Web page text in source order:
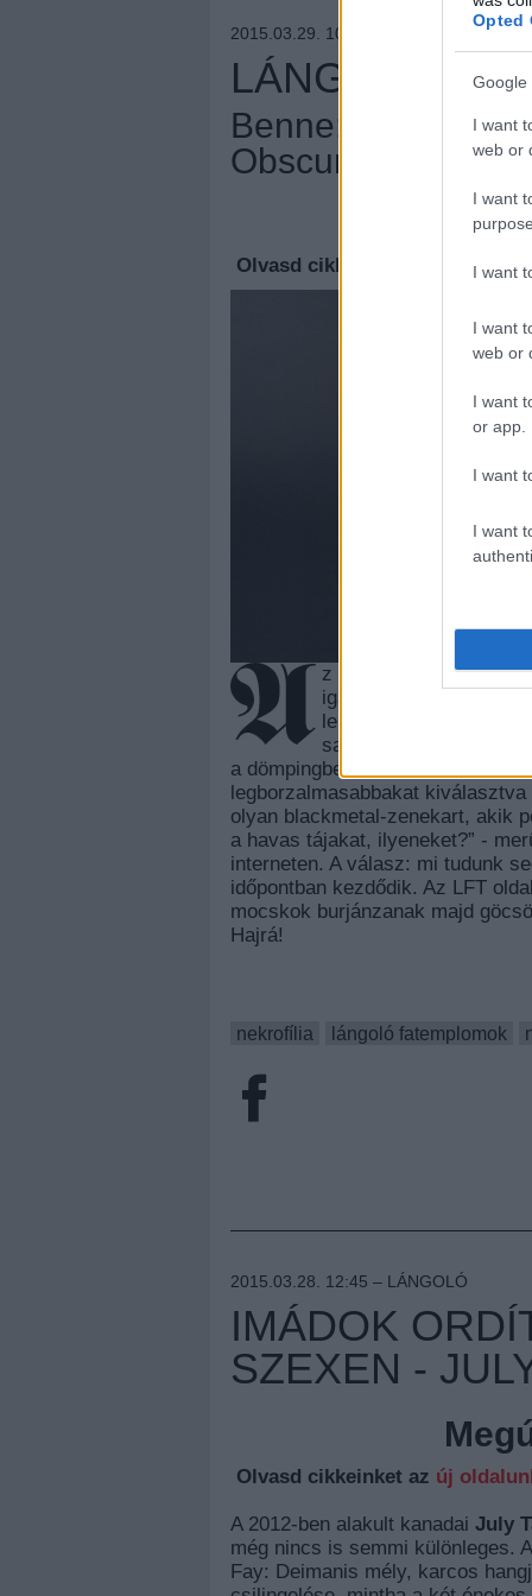
Opted
Google
I want
web or
I want
I want
I want
web or
I want
or app.
I want
I want
2015.03.29. 10:28 –
LÁNGOLÓ
Benne: Needless,
Obscuritas
Olvasd cikkeinket az új
z underground örök és
igaz napjainkban is,
lemez, természetesen
saját vérében
a dömpingben kiadott true zenei
legborzalmasabbakat
olyan blackmetal-zenekart, akik
a havas tájakat, ilyeneket?” -
interneten. A válasz: mi tudunk
időpontban kezdődik. Az LFT
mocskok burjánzanak majd
Hajrá!
nekrofília
lángoló fatemplomok
2015.03.28. 12:45 – LÁNGOLÓ
IMÁDOK
SZEXEN -
Olvasd cikkeinket az új
A 2012-ben alakult kanadai July
még nincs is semmi különleges.
Fay: Deimanis mély, karcos